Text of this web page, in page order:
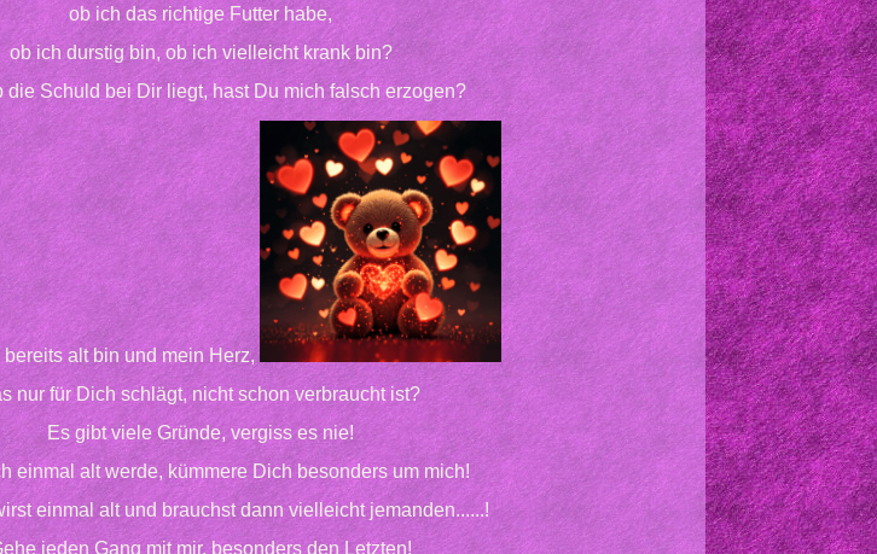
ob ich das richtige Futter habe,
ob ich durstig bin, ob ich vielleicht krank bin?
die Schuld bei Dir liegt, hast Du mich falsch erzogen?
alt bin und mein Herz,
nur für Dich schlägt, nicht schon verbraucht ist?
Es gibt viele Gründe, vergiss es nie!
einmal alt werde, kümmere Dich besonders um mich!
einmal alt und brauchst dann vielleicht jemanden......!
jeden Gang mit mir, besonders den Letzten!